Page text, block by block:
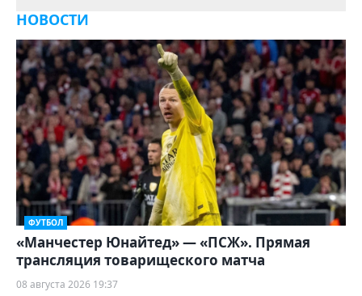
НОВОСТИ
ФУТБОЛ
«Манчестер Юнайтед» — «ПСЖ». Прямая
трансляция товарищеского матча
08 августа 2026 19:37